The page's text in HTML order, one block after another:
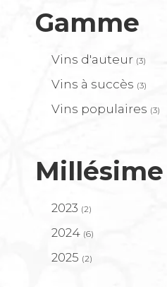
Gamme
Vins d'auteur (3)
Vins à succès (3)
Vins populaires (3)
Millésime
2023 (2)
2024 (6)
2025 (2)